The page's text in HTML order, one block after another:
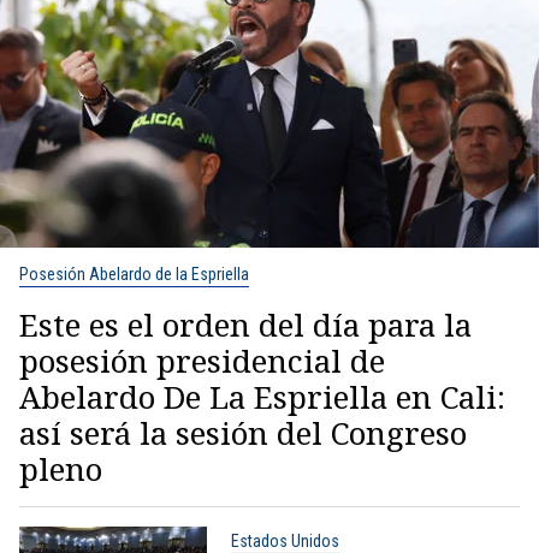
Posesión Abelardo de la Espriella
Este es el orden del día para la
posesión presidencial de
Abelardo De La Espriella en Cali:
así será la sesión del Congreso
pleno
Estados Unidos